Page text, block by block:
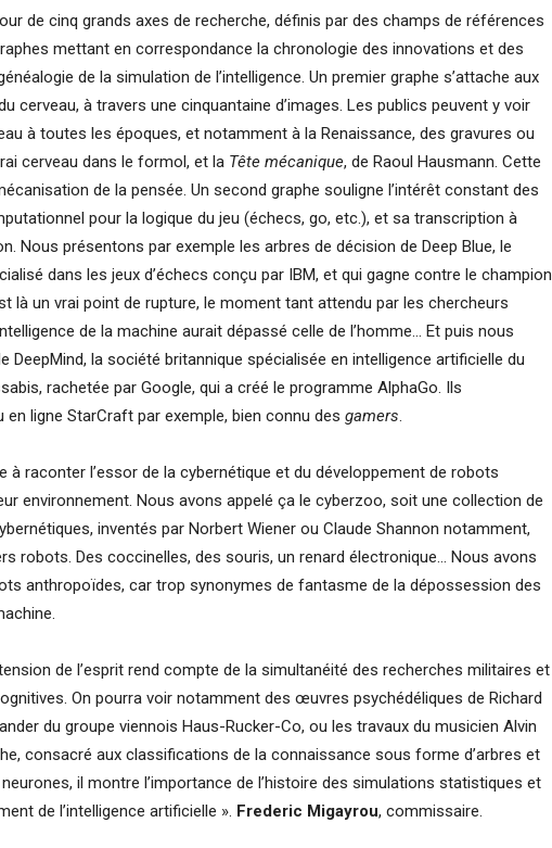
de cinq grands axes de recherche, définis par des champs de références
mettant en correspondance la chronologie des innovations et des
de la simulation de l’intelligence. Un premier graphe s’attache aux
cerveau, à travers une cinquantaine d’images. Les publics peuvent y voir
à toutes les époques, et notamment à la Renaissance, des gravures ou
cerveau dans le formol, et la Tête mécanique, de Raoul Hausmann. Cette
de la pensée. Un second graphe souligne l’intérêt constant des
pour la logique du jeu (échecs, go, etc.), et sa transcription à
Nous présentons par exemple les arbres de décision de Deep Blue, le
dans les jeux d’échecs conçu par IBM, et qui gagne contre le champion
là un vrai point de rupture, le moment tant attendu par les chercheurs
de la machine aurait dépassé celle de l’homme… Et puis nous
DeepMind, la société britannique spécialisée en intelligence artificielle du
rachetée par Google, qui a créé le programme AlphaGo. Ils
en ligne StarCraft par exemple, bien connu des gamers
à raconter l’essor de la cybernétique et du développement de robots
environnement. Nous avons appelé ça le cyberzoo, soit une collection de
inventés par Norbert Wiener ou Claude Shannon notamment,
robots. Des coccinelles, des souris, un renard électronique… Nous avons
anthropoïdes, car trop synonymes de fantasme de la dépossession des
de l’esprit rend compte de la simultanéité des recherches militaires et
On pourra voir notamment des œuvres psychédéliques de Richard
du groupe viennois Haus-Rucker-Co, ou les travaux du musicien Alvin
consacré aux classifications de la connaissance sous forme d’arbres et
il montre l’importance de l’histoire des simulations statistiques et
de l’intelligence artificielle ». Frederic Migayrou, commissaire.